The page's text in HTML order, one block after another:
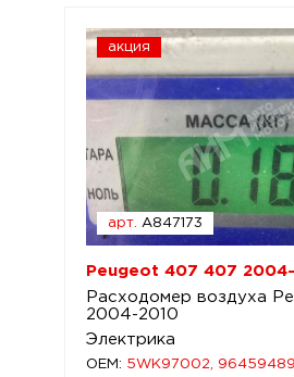
акция
арт. A847173
Peugeot 407 407
Расходомер воздуха
2004-2010
Электрика
OEM: 5WK97002,